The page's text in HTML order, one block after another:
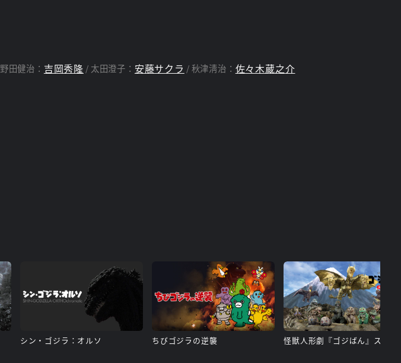
野田健治： 吉岡秀隆 太田澄子： 安藤サクラ 秋津淸治： 佐々木蔵之介
シン・ゴジラ：オルソ ちびゴジラの逆襲